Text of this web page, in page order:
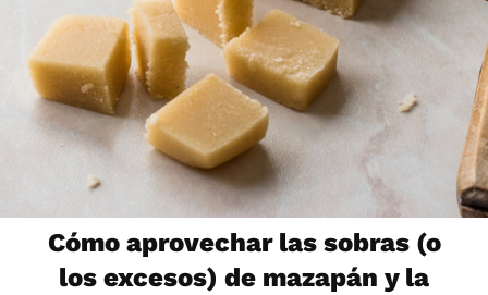
Cómo aprovechar las sobras (o
los excesos) de mazapán y la